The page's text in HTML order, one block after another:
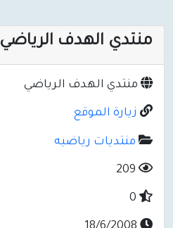
منتدي الهدف الرياضي
منتدي الهدف الرياضي
زيارة الموقع
منتديات رياضيه